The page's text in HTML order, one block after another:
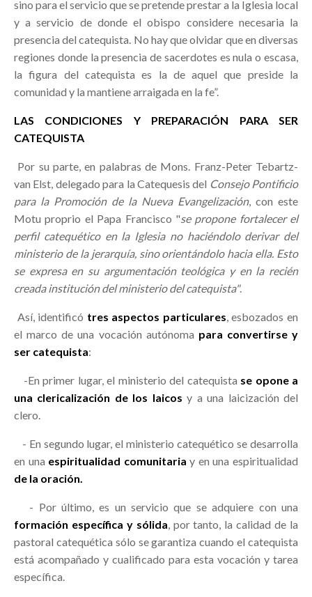
sino para el servicio que se pretende prestar a la Iglesia local
y a servicio de donde el obispo considere necesaria la
presencia del catequista. No hay que olvidar que en diversas
regiones donde la presencia de sacerdotes es nula o escasa,
la figura del catequista es la de aquel que preside la
comunidad y la mantiene arraigada en la fe”.
LAS CONDICIONES Y PREPARACIÓN PARA SER
CATEQUISTA
Por su parte, en palabras de Mons. Franz-Peter Tebartz-
van Elst, delegado para la Catequesis del Consejo Pontificio
para la Promoción de la Nueva Evangelización, con este
Motu proprio el Papa Francisco "se propone fortalecer el
perfil catequético en la Iglesia no haciéndolo derivar del
ministerio de la jerarquía, sino orientándolo hacia ella. Esto
se expresa en su argumentación teológica y en la recién
creada institución del ministerio del catequista".
Así, identificó tres aspectos particulares, esbozados en
el marco de una vocación autónoma para convertirse y
ser catequista:
-En primer lugar, el ministerio del catequista se opone a
una clericalización de los laicos y a una laicización del
clero.
- En segundo lugar, el ministerio catequético se desarrolla
en una espiritualidad comunitaria y en una espiritualidad
de la oración.
- Por último, es un servicio que se adquiere con una
formación específica y sólida, por tanto, la calidad de la
pastoral catequética sólo se garantiza cuando el catequista
está acompañado y cualificado para esta vocación y tarea
específica.